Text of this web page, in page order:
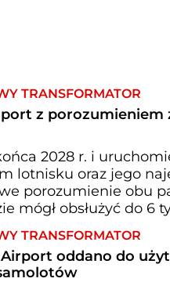
TRANSFORMATOR
z porozumieniem
2028 r. i
lotnisku oraz jego
porozumienie obu
mógł obsłużyć do 6
TRANSFORMATOR
oddano do